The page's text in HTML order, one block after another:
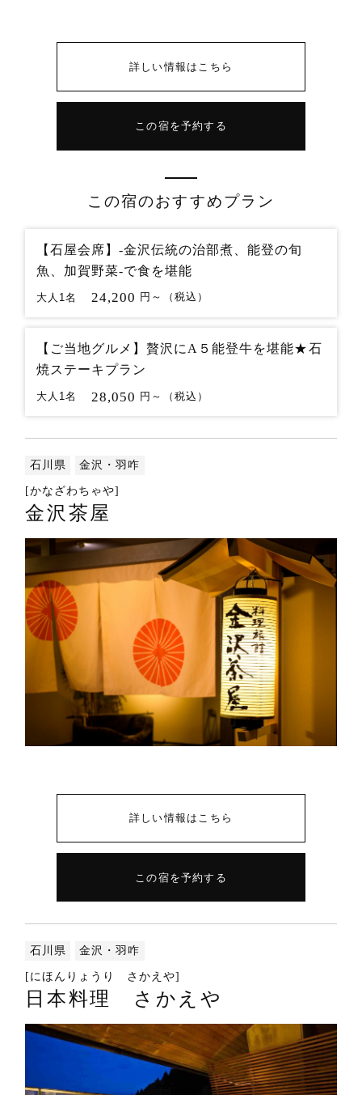
詳しい情報はこちら
この宿を予約する
この宿のおすすめプラン
【石屋会席】-金沢伝統の治部煮、能登の旬
魚、加賀野菜-で食を堪能
大人1名 24,200 円～（税込）
【ご当地グルメ】贅沢にA５能登牛を堪能★石
焼ステーキプラン
大人1名 28,050 円～（税込）
石川県 金沢・羽咋
[かなざわちゃや]
金沢茶屋
詳しい情報はこちら
この宿を予約する
石川県 金沢・羽咋
[にほんりょうり さかえや]
日本料理 さかえや